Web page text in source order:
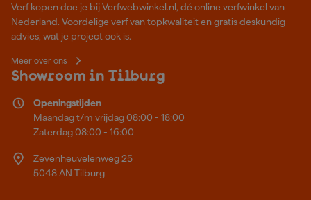
Verf kopen doe je bij Verfwebwinkel.nl, dé online verfwinkel van
Nederland. Voordelige verf van topkwaliteit en gratis deskundig
advies, wat je project ook is.
Meer over ons
Showroom in Tilburg
Openingstijden
Maandag t/m vrijdag 08:00 - 18:00
Zaterdag 08:00 - 16:00
Zevenheuvelenweg 25
5048 AN Tilburg